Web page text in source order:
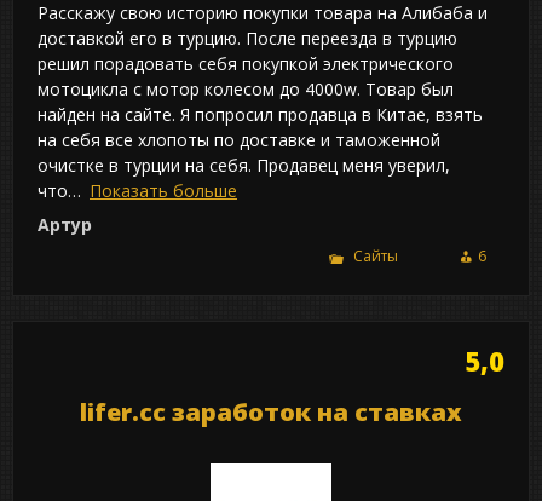
Расскажу свою историю покупки товара на Алибаба и
доставкой его в турцию. После переезда в турцию
решил порадовать себя покупкой электрического
мотоцикла с мотор колесом до 4000w. Товар был
найден на сайте. Я попросил продавца в Китае, взять
на себя все хлопоты по доставке и таможенной
очистке в турции на себя. Продавец меня уверил,
что
Показать больше
Артур
Сайты 6
5,0
lifer.cc заработок на ставках